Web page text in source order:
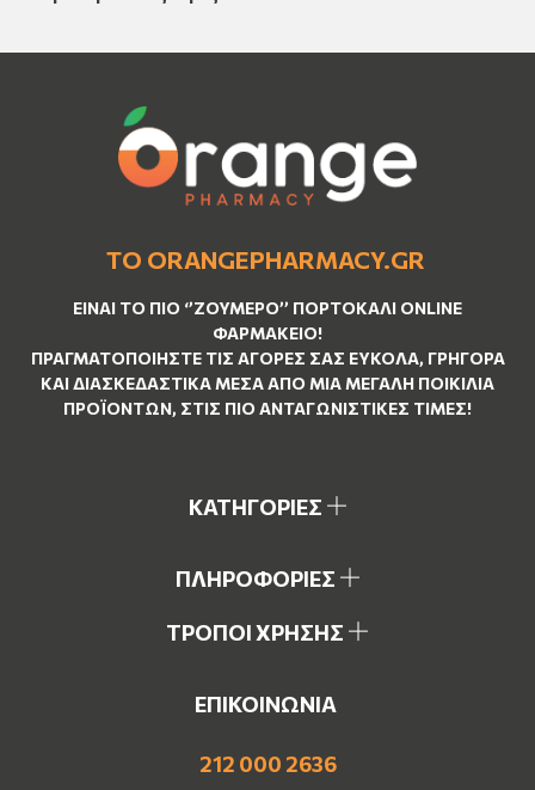
ΤΟ ORANGEPHARMACY.GR
ΕΊΝΑΙ ΤO ΠΙΟ ‘’ΖΟΥΜΕΡΌ’’ ΠΟΡΤΟΚΑΛΊ ΟNLINE
ΦΑΡΜΑΚΕΊΟ!
ΠΡΑΓΜΑΤΟΠΟΙΉΣΤΕ ΤΙΣ ΑΓΟΡΈΣ ΣΑΣ ΕΎΚΟΛΑ, ΓΡΉΓΟΡΑ
ΚΑΙ ΔΙΑΣΚΕΔΑΣΤΙΚΆ ΜΈΣΑ ΑΠΌ ΜΙΑ ΜΕΓΆΛΗ ΠΟΙΚΙΛΊΑ
ΠΡΟΪΌΝΤΩΝ, ΣΤΙΣ ΠΙΟ ΑΝΤΑΓΩΝΙΣΤΙΚΈΣ ΤΙΜΈΣ!
ΚΑΤΗΓΟΡΙΕΣ
ΠΛΗΡΟΦΟΡΙΕΣ
ΤΡΟΠΟΙ ΧΡΗΣΗΣ
ΕΠΙΚΟΙΝΩΝΙΑ
212 000 2636